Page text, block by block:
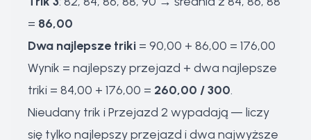
= 86,00
Dwa najlepsze triki = 90,00 + 86,00 = 176,00
Wynik = najlepszy przejazd + dwa najlepsze
triki = 84,00 + 176,00 = 260,00 / 300.
Nieudany trik i Przejazd 2 wypadają — liczy
się tylko najlepszy przejazd i dwa najwyższe